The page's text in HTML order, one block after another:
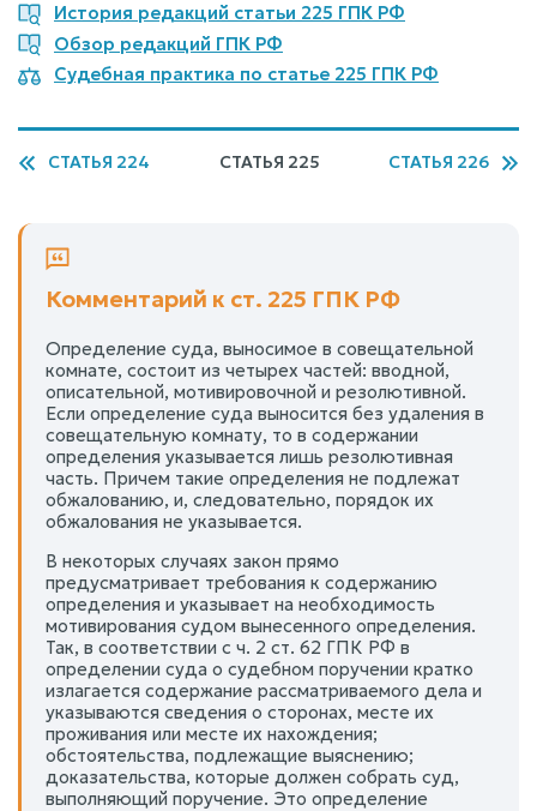
История редакций статьи 225 ГПК РФ
Обзор редакций ГПК РФ
Судебная практика по статье 225 ГПК РФ
СТАТЬЯ 224 СТАТЬЯ 225 СТАТЬЯ 226
Комментарий к ст. 225 ГПК РФ
Определение суда, выносимое в совещательной
комнате, состоит из четырех частей: вводной,
описательной, мотивировочной и резолютивной.
Если определение суда выносится без удаления в
совещательную комнату, то в содержании
определения указывается лишь резолютивная
часть. Причем такие определения не подлежат
обжалованию, и, следовательно, порядок их
обжалования не указывается.
В некоторых случаях закон прямо
предусматривает требования к содержанию
определения и указывает на необходимость
мотивирования судом вынесенного определения.
Так, в соответствии с ч. 2 ст. 62 ГПК РФ в
определении суда о судебном поручении кратко
излагается содержание рассматриваемого дела и
указываются сведения о сторонах, месте их
проживания или месте их нахождения;
обстоятельства, подлежащие выяснению;
доказательства, которые должен собрать суд,
выполняющий поручение. Это определение